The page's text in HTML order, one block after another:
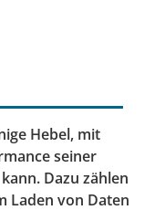
Hebel, mit
seiner
Dazu zählen
Laden von Daten